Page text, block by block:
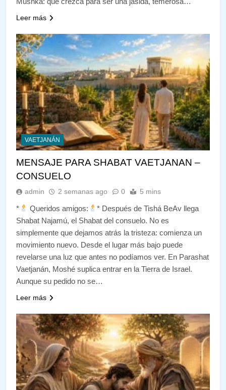
Leer más
VAETJANÁN
MENSAJE PARA SHABAT VAETJANAN –
CONSUELO
admin 2 semanas ago 0 5 mins
* Queridos amigos:
* Después de Tishá BeAv llega
Shabat Najamú, el Shabat del consuelo. No es
simplemente que dejamos atrás la tristeza: comienza un
movimiento nuevo. Desde el lugar más bajo puede
revelarse una luz que antes no podíamos ver. En Parashat
Vaetjanán, Moshé suplica entrar en la Tierra de Israel.
Aunque su pedido no se…
Leer más